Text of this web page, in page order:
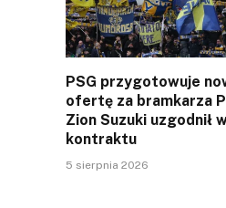
PSG przygotowuje
ofertę za bramkarza
Zion Suzuki uzgodnił
kontraktu
5 sierpnia 2026